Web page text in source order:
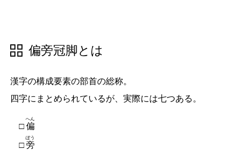
偏旁冠脚とは
漢字の構成要素の部首の総称。
四字にまとめられているが、実際には七つある。
偏
へん
旁
ぼう